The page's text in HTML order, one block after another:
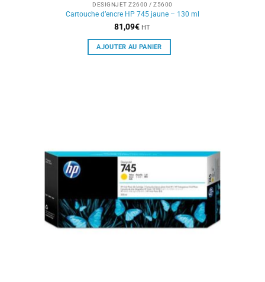
DESIGNJET Z2600 / Z5600
Cartouche d’encre HP 745 jaune – 130 ml
81,09€ HT
AJOUTER AU PANIER